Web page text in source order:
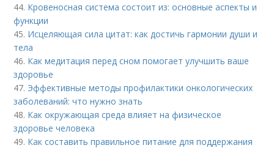
44. Кровеносная система состоит из: основные аспекты и
функции
45. Исцеляющая сила цитат: как достичь гармонии души и
тела
46. Как медитация перед сном помогает улучшить ваше
здоровье
47. Эффективные методы профилактики онкологических
заболеваний: что нужно знать
48. Как окружающая среда влияет на физическое
здоровье человека
49. Как составить правильное питание для поддержания